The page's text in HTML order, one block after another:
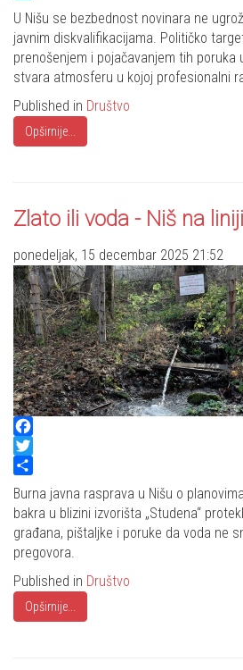
Share
U Nišu se bezbednost novinara ne
javnim diskvalifikacijama. Političko
prenošenjem i pojačavanjem tih poruka
stvara atmosferu u kojoj profesionalni
Published in Društvo
Opširnije...
Zlato ili voda - Niš na
ponedeljak, 15 decembar 2025 21:52
Facebook
Twitter
Share
Burna javna rasprava u Nišu o
bakra u blizini izvorišta „Studena“
građana, pištaljke i poruke da voda ne
pregovora.
Published in Društvo
Opširnije...